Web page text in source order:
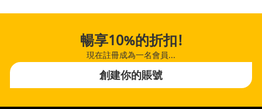
暢享10%的折扣!
現在註冊成為一名會員...
創建你的賬號